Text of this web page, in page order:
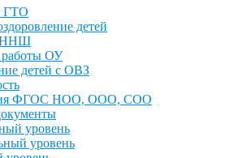
ГТО
детей
работы ОУ
детей с ОВЗ
ФГОС НОО, ООО, СОО
уровень
уровень